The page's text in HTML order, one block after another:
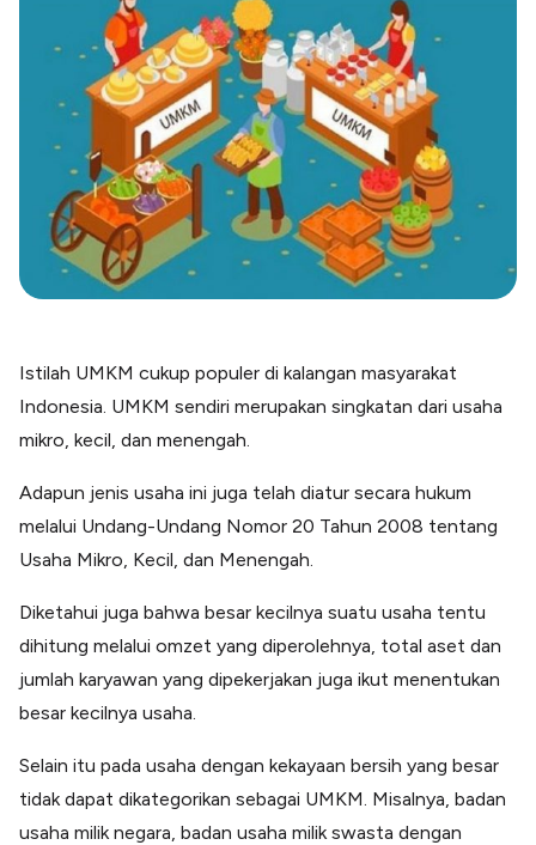
Paper XB
Bayar luar negeri pakai kartu kredit
Kartu Kredit Bisnis
Paper Card
Satu kartu untuk bisnis & personal
Paper Horizon
Kartu korporat expense terlengkap
Solusi Industri
Konstruksi
Kelola Pembayaran Termin Proyek
Health & Beauty
Pencatatan Laporan Keuangan Gratis
Integrasi Accurate
Integrasi Paper dengan Accurate
Blog
Kumpulan tips dan informasi bisnis
Istilah UMKM cukup populer di kalangan masyarakat
Indonesia. UMKM sendiri merupakan singkatan dari usaha
mikro, kecil, dan menengah.
Adapun jenis usaha ini juga telah diatur secara hukum
melalui Undang-Undang Nomor 20 Tahun 2008 tentang
Usaha Mikro, Kecil, dan Menengah.
Diketahui juga bahwa besar kecilnya suatu usaha tentu
dihitung melalui omzet yang diperolehnya, total aset dan
jumlah karyawan yang dipekerjakan juga ikut menentukan
besar kecilnya usaha.
Selain itu pada usaha dengan kekayaan bersih yang besar
tidak dapat dikategorikan sebagai UMKM. Misalnya, badan
usaha milik negara, badan usaha milik swasta dengan